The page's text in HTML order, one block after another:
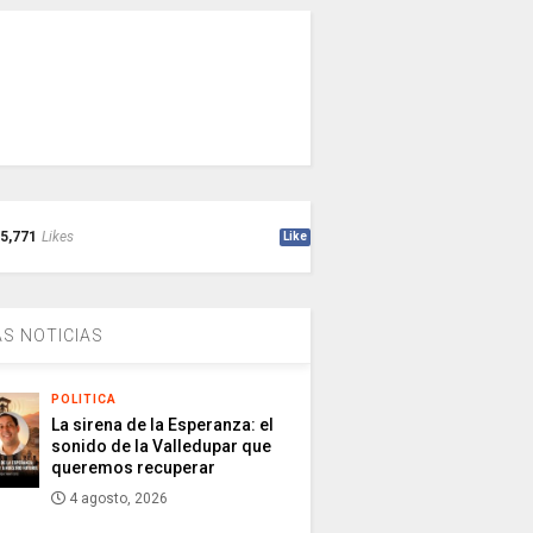
5,771 Likes Like
NOTICIAS
POLITICA
La sirena de la Esperanza: el
sonido de la Valledupar que
queremos recuperar
4 agosto, 2026